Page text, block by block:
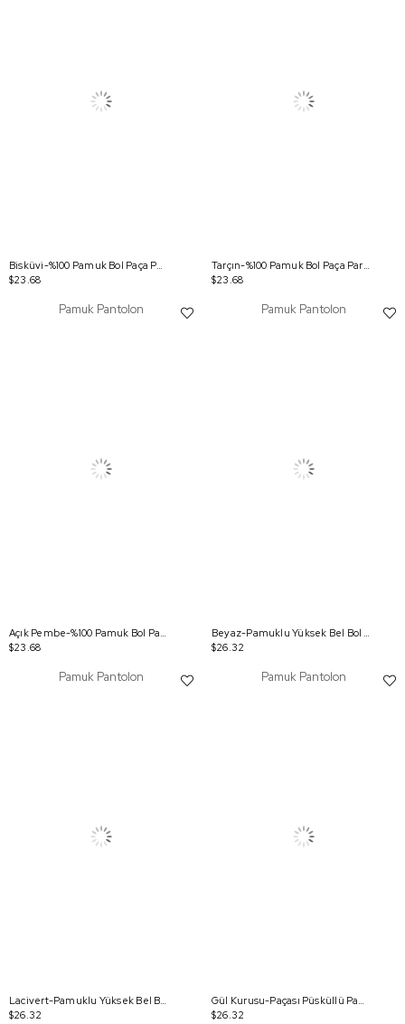
Bisküvi-%100 Pamuk Bol Paça Parça Boyama Rahat Kalıp Pantolon
$23.68
Tarçın-%100 Pamuk Bol Paça Parça Boyama Rahat Kalıp Pantolon
$23.68
Pamuk Pantolon
Açık Pembe-%100 Pamuk Bol Paça Parça Boyama Rahat Kalıp Pantolon
$23.68
Pamuk Pantolon
Beyaz-Pamuklu Yüksek Bel Bol Paça Likralı Pantolon
$26.32
Pamuk Pantolon
Lacivert-Pamuklu Yüksek Bel Bol Paça Likralı Pantolon
$26.32
Pamuk Pantolon
Gül Kurusu-Paçası Püsküllü Pantolon
$26.32